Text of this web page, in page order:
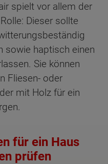
spielt vor allem der
Dieser sollte
sowie haptisch einen
Sie können
Fliesen- oder
mit Holz für ein
für ein Haus
prüfen